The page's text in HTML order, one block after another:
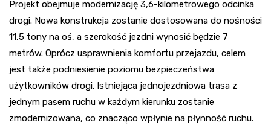
Projekt obejmuje modernizację 3,6-kilometrowego odcinka
drogi. Nowa konstrukcja zostanie dostosowana do nośności
11,5 tony na oś, a szerokość jezdni wynosić będzie 7
metrów. Oprócz usprawnienia komfortu przejazdu, celem
jest także podniesienie poziomu bezpieczeństwa
użytkowników drogi. Istniejąca jednojezdniowa trasa z
jednym pasem ruchu w każdym kierunku zostanie
zmodernizowana, co znacząco wpłynie na płynność ruchu.